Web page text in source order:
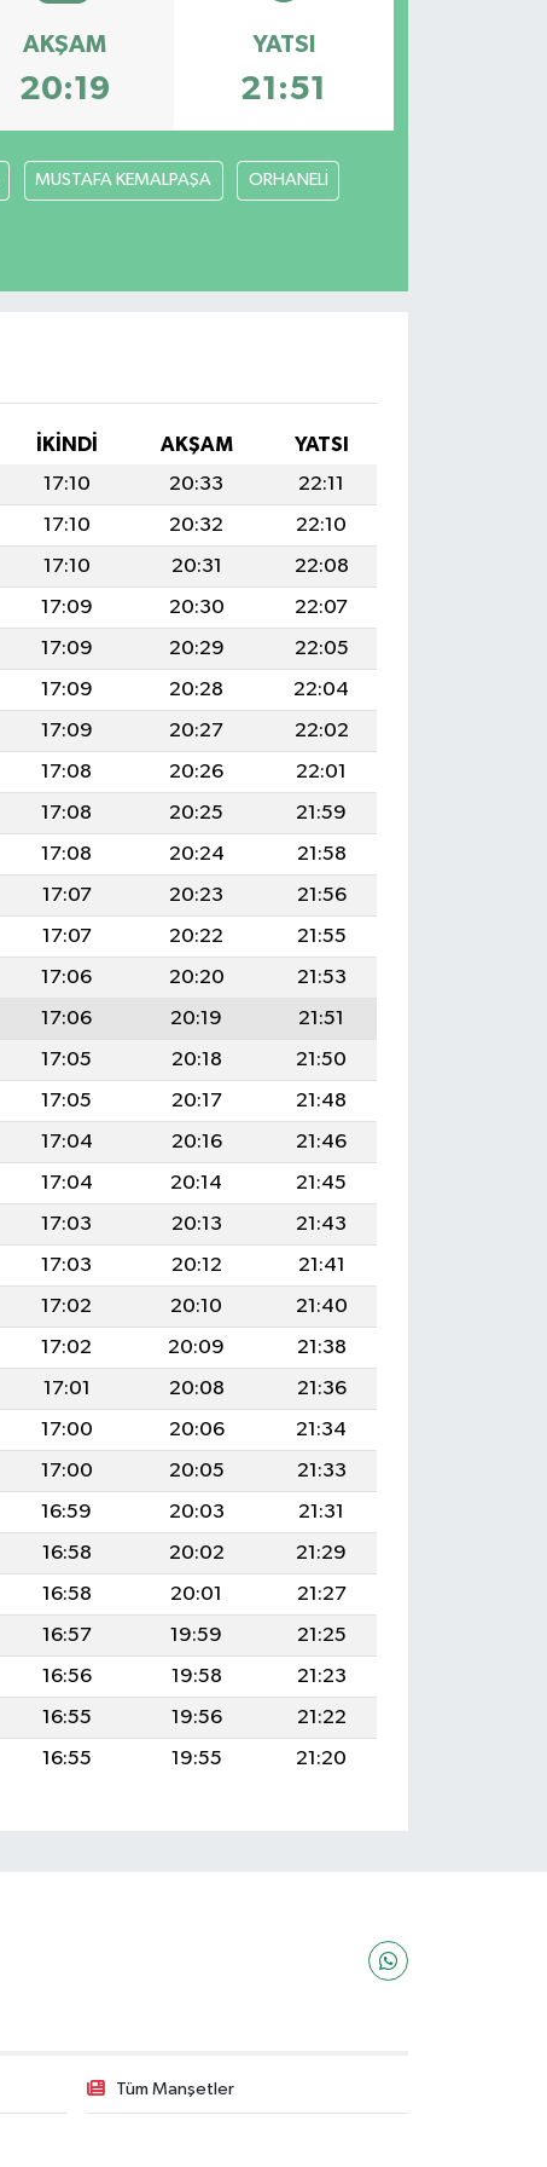
AKŞAM
20:19
YATSI
21:51
MUSTAFA KEMALPAŞA ORHANELİ
İKINDI AKŞAM
YATSI
17:10 20:33
22:11
17:10 20:32
22:10
17:10 20:31
22:08
17:09 20:30
22:07
17:09 20:29
22:05
17:09 20:28
22:04
17:09 20:27
22:02
17:08 20:26
22:01
17:08 20:25
21:59
17:08 20:24
21:58
17:07 20:23
21:56
17:07 20:22
21:55
17:06 20:20
21:53
17:06 20:19
21:51
17:05 20:18
21:50
17:05 20:17
21:48
17:04 20:16
21:46
17:04 20:14
21:45
17:03 20:13
21:43
17:03 20:12
21:41
17:02 20:10
21:40
17:02 20:09
21:38
17:01 20:08
21:36
17:00 20:06
21:34
17:00 20:05
21:33
16:59 20:03
21:31
16:58 20:02
21:29
16:58 20:01
21:27
16:57 19:59
21:25
16:56 19:58
21:23
16:55 19:56
21:22
16:55 19:55 21:20
Tüm Manşetler